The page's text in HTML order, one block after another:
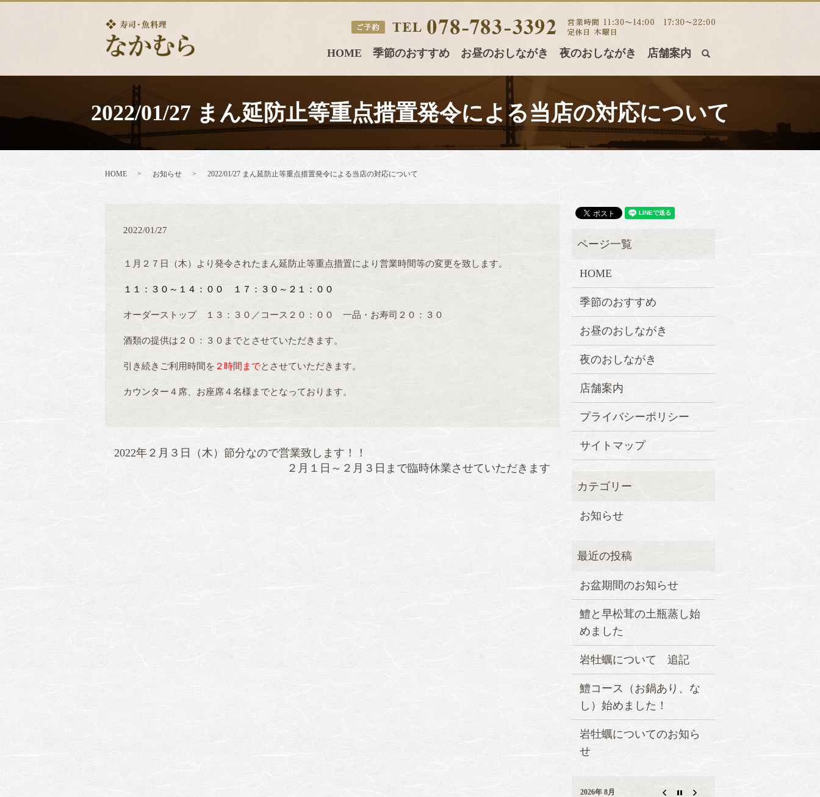
HOME 季節のおすすめ お昼のおしながき 夜のおしながき 店舗案内 search
2022/01/27 まん延防止等重点措置発令による当店の対応について
HOME お知らせ 2022/01/27 まん延防止等重点措置発令による当店の対応について
2022/01/27
１月２７日（木）より発令されたまん延防止等重点措置により営業時間等の変更を致します。
１１：３０～１４：００ １７：３０～２１：００
オーダーストップ １３：３０／コース２０：００ 一品・お寿司２０：３０
酒類の提供は２０：３０までとさせていただきます。
引き続きご利用時間を ２時間までとさせていただきます。
カウンター４席、お座席４名様までとなっております。
2022年２月３日（木）節分なので営業致します！！
２月１日～２月３日まで臨時休業させていただきます
HOME
季節のおすすめ
お昼のおしながき
夜のおしながき
店舗案内
プライバシーポリシー
サイトマップ
お知らせ
お盆期間のお知らせ
鱧と早松茸の土瓶蒸し始
めました
岩牡蠣について 追記
鱧コース（お鍋あり、な
し）始めました！
岩牡蠣についてのお知ら
せ
2026年 8月